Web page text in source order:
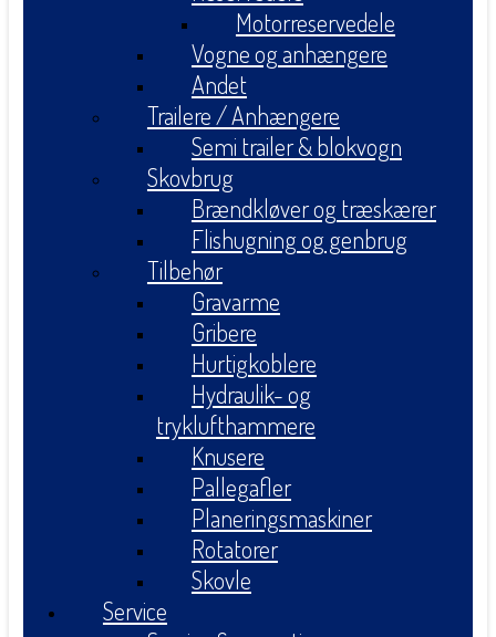
Motorreservedele
Vogne og anhængere
Andet
Trailere / Anhængere
Semi trailer & blokvogn
Skovbrug
Brændkløver og træskærer
Flishugning og genbrug
Tilbehør
Gravarme
Gribere
Hurtigkoblere
Hydraulik- og
tryklufthammere
Knusere
Pallegafler
Planeringsmaskiner
Rotatorer
Skovle
Service